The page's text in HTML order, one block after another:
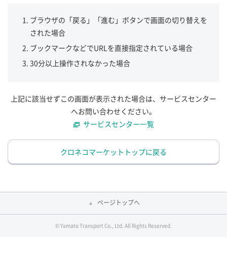
ブラウザの「戻る」「進む」ボタンで画面の切り替えを
された場合
ブックマークなどでURLを直接指定されている場合
30分以上操作されなかった場合
上記に該当せずこの画面が表示された場合は、サービスセンター
へお問い合わせください。
サービスセンター一覧
クロネコマーケットトップに戻る
ページトップへ
© Yamato Transport Co., Ltd. All Rights Reserved.